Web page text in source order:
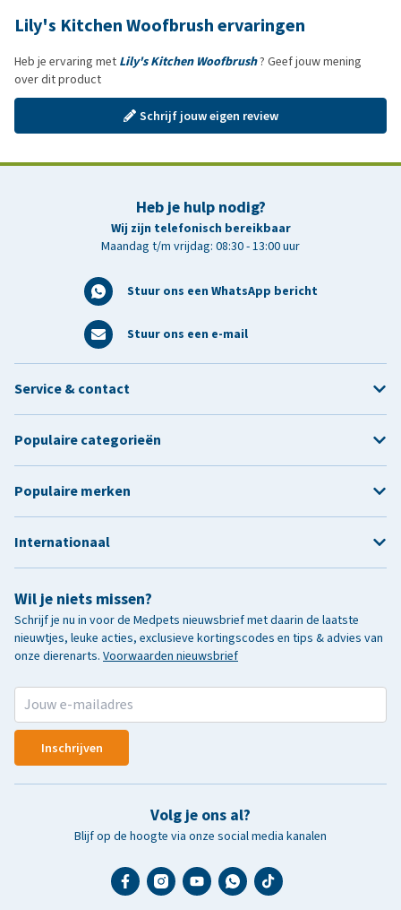
Lily's Kitchen Woofbrush ervaringen
Heb je ervaring met Lily's Kitchen Woofbrush? Geef jouw mening
over dit product
Schrijf jouw eigen review
Heb je hulp nodig?
Wij zijn telefonisch bereikbaar
Maandag t/m vrijdag: 08:30 - 13:00 uur
Stuur ons een WhatsApp bericht
Stuur ons een e-mail
Wil je niets missen?
Schrijf je nu in voor de Medpets nieuwsbrief met daarin de laatste
nieuwtjes, leuke acties, exclusieve kortingscodes en tips & advies van
onze dierenarts. Voorwaarden nieuwsbrief
Inschrijven
Volg je ons al?
Blijf op de hoogte via onze social media kanalen
Service & contact
Populaire categorieën
Populaire merken
Internationaal